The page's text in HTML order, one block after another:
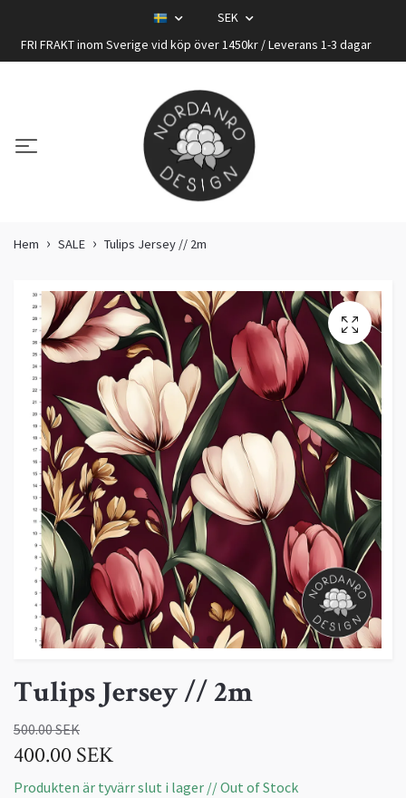
SEK
FRI FRAKT inom Sverige vid köp över 1450kr / Leverans 1-3 dagar
Hem SALE Tulips Jersey // 2m
Tulips Jersey // 2m
500.00 SEK
400.00 SEK
Produkten är tyvärr slut i lager // Out of Stock